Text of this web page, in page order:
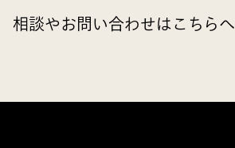
相談やお問い合わせはこちらへ